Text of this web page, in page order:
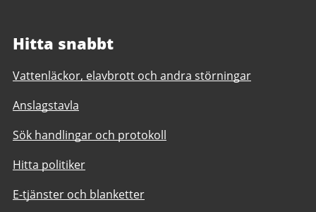
Hitta snabbt
Vattenläckor, elavbrott och andra störningar
Anslagstavla
Sök handlingar och protokoll
Hitta politiker
E-tjänster och blanketter